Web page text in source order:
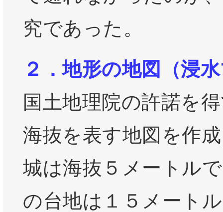
究であった。
２．地形の地図（浸
国土地理院の許諾を
海抜を表す地図を作
城は海抜５メートル
の台地は１５メート